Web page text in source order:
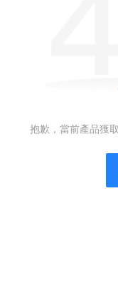
抱歉，當前產品獲